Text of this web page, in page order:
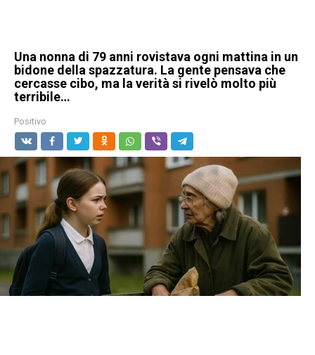
Una nonna di 79 anni rovistava ogni mattina in un
bidone della spazzatura. La gente pensava che
cercasse cibo, ma la verità si rivelò molto più
terribile…
Positivo